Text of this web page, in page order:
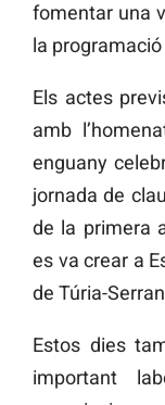
fomentar una
la programació
Els actes
amb
enguany
jornada de
de la primera
es va crear a
de Túria-
Estos dies
important